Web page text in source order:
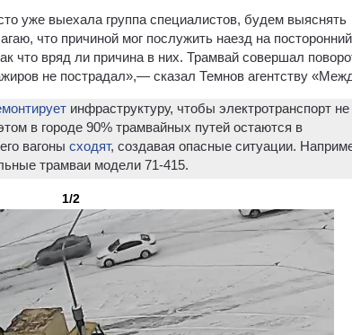
уже выехала группа специалистов, будем выяснять
что причиной мог послужить наезд на
что вряд ли причина в них. Трамвай совершал
не пострадал»,— сказал Темнов агентству
инфраструктуру, чтобы электротранспорт
в городе 90% трамвайных путей остаются в
вагоны сходят, создавая опасные ситуации.
трамваи модели 71-415.
1/2